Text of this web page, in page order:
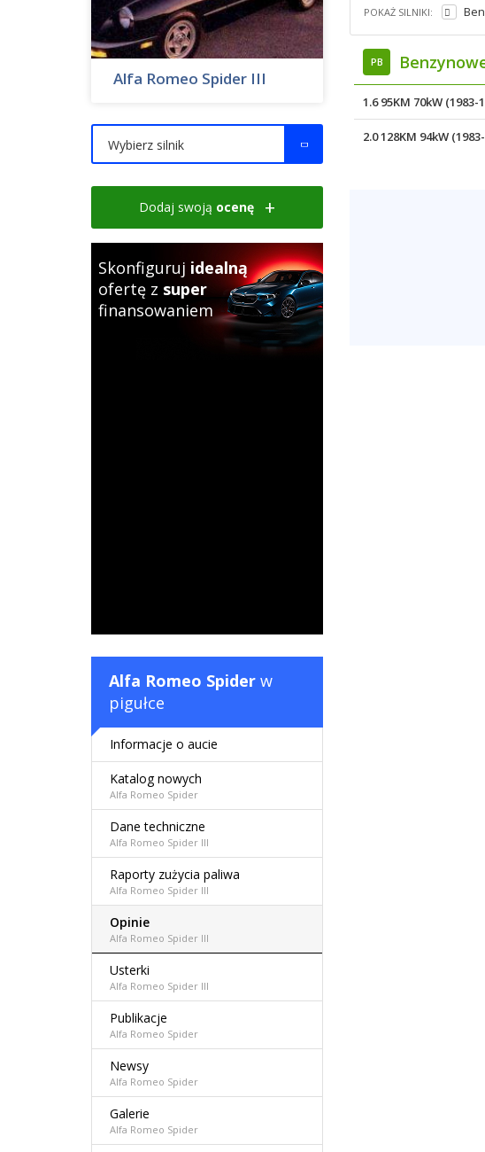
POKAŻ SILNIKI:
PB
1.6 95KM 70kW (1983-
2.0 128KM 94kW
Alfa Romeo Spider III
Wybierz silnik
Dodaj swoją ocenę
Skonfiguruj idealną
ofertę z super
finansowaniem
Alfa Romeo Spider w
pigułce
Informacje o aucie
Katalog nowych
Alfa Romeo Spider
Dane techniczne
Alfa Romeo Spider III
Raporty zużycia paliwa
Alfa Romeo Spider III
Opinie
Alfa Romeo Spider III
Usterki
Alfa Romeo Spider III
Publikacje
Alfa Romeo Spider
Newsy
Alfa Romeo Spider
Galerie
Alfa Romeo Spider